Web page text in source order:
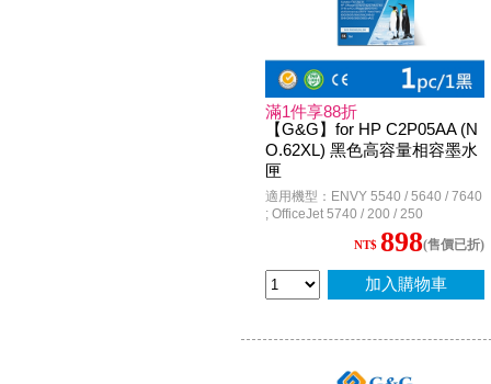
滿1件享88折
【G&G】for HP C2P05AA (N
O.62XL) 黑色高容量相容墨水
匣
適用機型：ENVY 5540 / 5640 / 7640
; OfficeJet 5740 / 200 / 250
NT$ 898(售價已折)
加入購物車